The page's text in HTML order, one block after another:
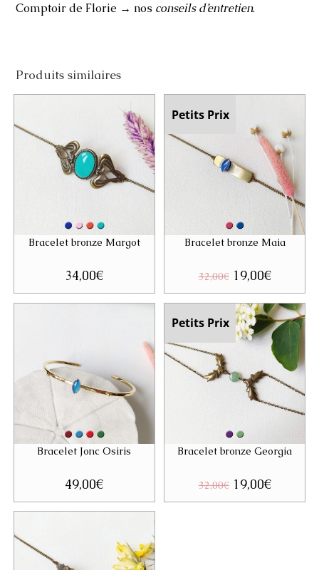
Comptoir de Florie → nos conseils d’entretien.
Produits similaires
Bracelet bronze Margot
34,00€
Petits Prix
Bracelet bronze Maia
32,00€ Le
prix
initial
était :
32,00€.
19,00€Le
prix
actuel
est :
19,00€.
Bracelet Jonc Osiris
49,00€
Petits Prix
Bracelet bronze Georgia
32,00€ Le
prix
initial
19,00€Le
prix
actuel